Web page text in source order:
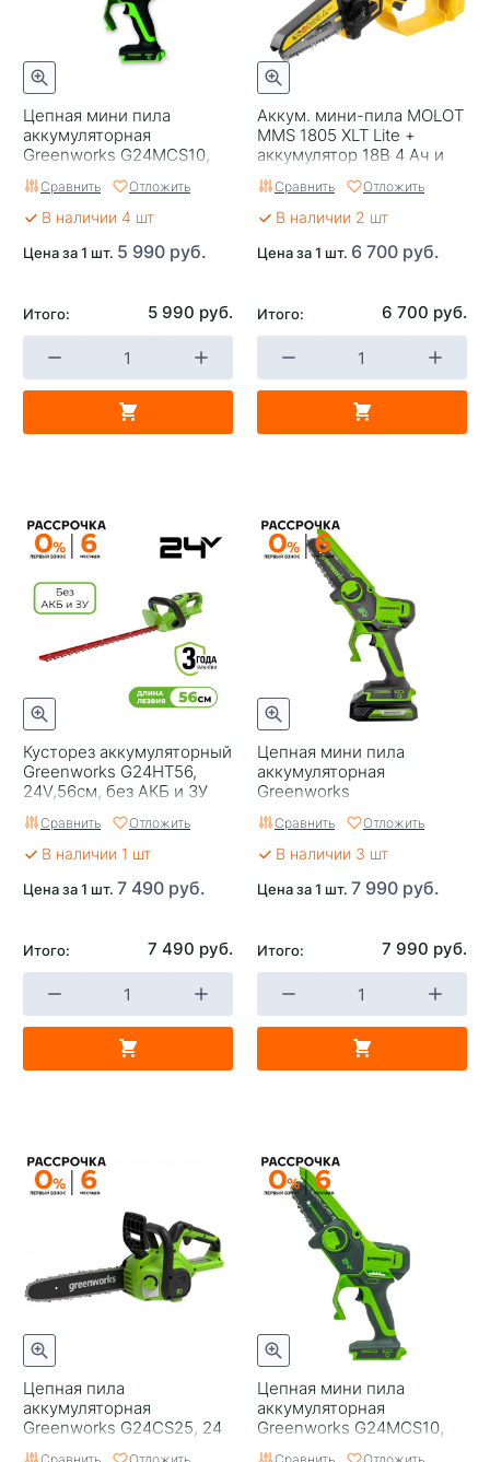
Цепная мини пила
аккумуляторная
Greenworks G24MCS10,
24V, 10см, без АКБ и ЗУ
Сравнить Отложить
В наличии 4 шт
Цена за 1 шт. 5 990 руб.
Итого: 5 990 руб.
Аккум. мини-пила MOLOT
MMS 1805 XLT Lite +
аккумулятор 18В 4 Ач и
зарядное устройство
Сравнить Отложить
В наличии 2 шт
Цена за 1 шт. 6 700 руб.
Итого: 6 700 руб.
Кусторез аккумуляторный
Greenworks G24HT56,
24V,56см, без АКБ и ЗУ
Сравнить Отложить
В наличии 1 шт
Цена за 1 шт. 7 490 руб.
Итого: 7 490 руб.
Цепная мини пила
аккумуляторная
Greenworks
G24MCS15,бесщеточная,
24V, 15см, без АКБ и ЗУ
Сравнить Отложить
В наличии 3 шт
Цена за 1 шт. 7 990 руб.
Итого: 7 990 руб.
Цепная пила
аккумуляторная
Greenworks G24CS25, 24
В, 25 см, без АКБ и ЗУ
Цепная мини пила
аккумуляторная
Greenworks G24MCS10,
24V, 10см, с АКБ и ЗУ